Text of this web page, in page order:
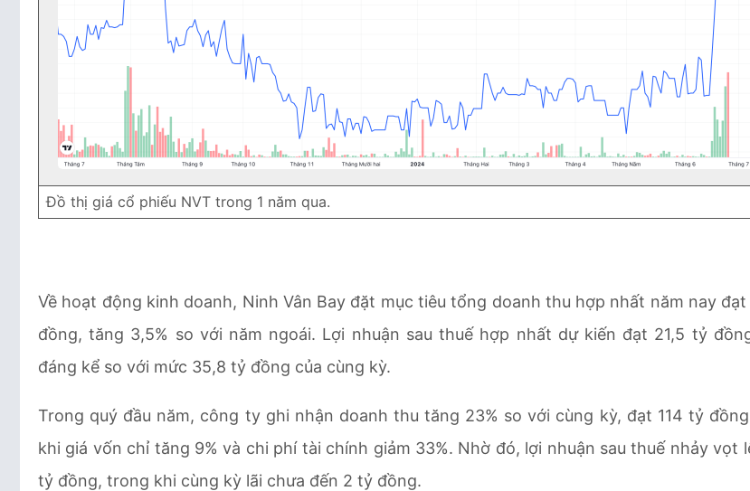
Đồ thị giá cổ phiếu NVT trong 1 năm qua.
Về hoạt động kinh doanh, Ninh Vân Bay đặt mục tiêu tổng doanh thu hợp nhất năm nay
đồng, tăng 3,5% so với năm ngoái. Lợi nhuận sau thuế hợp nhất dự kiến đạt 21,5 tỷ
đáng kể so với mức 35,8 tỷ đồng của cùng kỳ.
Trong quý đầu năm, công ty ghi nhận doanh thu tăng 23% so với cùng kỳ, đạt 114 tỷ
khi giá vốn chỉ tăng 9% và chi phí tài chính giảm 33%. Nhờ đó, lợi nhuận sau thuế nhảy vọt
tỷ đồng, trong khi cùng kỳ lãi chưa đến 2 tỷ đồng.